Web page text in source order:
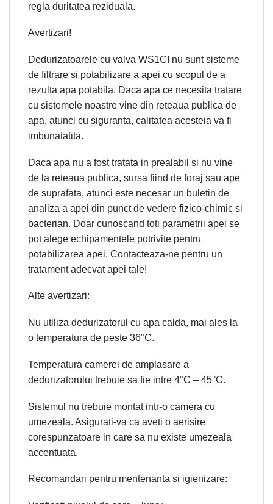
regla duritatea reziduala.
Avertizari!
Dedurizatoarele cu valva WS1CI nu sunt sisteme
de filtrare si potabilizare a apei cu scopul de a
rezulta apa potabila. Daca apa ce necesita tratare
cu sistemele noastre vine din reteaua publica de
apa, atunci cu siguranta, calitatea acesteia va fi
imbunatatita.
Daca apa nu a fost tratata in prealabil si nu vine
de la reteaua publica, sursa fiind de foraj sau ape
de suprafata, atunci este necesar un buletin de
analiza a apei din punct de vedere fizico-chimic si
bacterian. Doar cunoscand toti parametrii apei se
pot alege echipamentele potrivite pentru
potabilizarea apei. Contacteaza-ne pentru un
tratament adecvat apei tale!
Alte avertizari:
Nu utiliza dedurizatorul cu apa calda, mai ales la
o temperatura de peste 36°C.
Temperatura camerei de amplasare a
dedurizatorului trebuie sa fie intre 4°C – 45°C.
Sistemul nu trebuie montat intr-o camera cu
umezeala. Asigurati-va ca aveti o aerisire
corespunzatoare in care sa nu existe umezeala
accentuata.
Recomandari pentru mentenanta si igienizare: